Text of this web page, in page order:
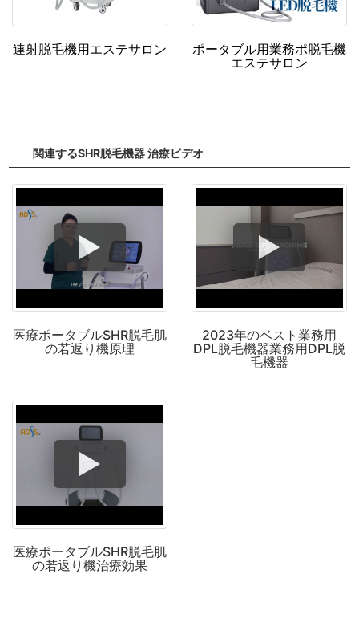
連射脱毛機用エステサロン
ポータブル用業務ポ脱毛機
エステサロン
関連するSHR脱毛機器 治療ビデオ
医療ポータブルSHR脱毛肌
の若返り機原理
2023年のベスト業務用
DPL脱毛機器業務用DPL脱
毛機器
医療ポータブルSHR脱毛肌
の若返り機治療効果